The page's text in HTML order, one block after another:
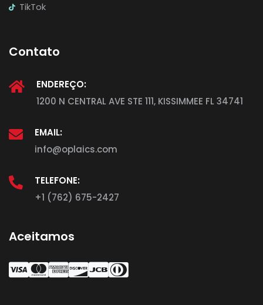
TikTok
Contato
ENDEREÇO:
1200 N CENTRAL AVE STE 111, KISSIMMEE FL 34741
EMAIL:
info@oplaics.com
TELEFONE:
+1 (762) 675-2427
Aceitamos